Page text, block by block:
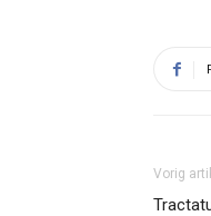
Vorig